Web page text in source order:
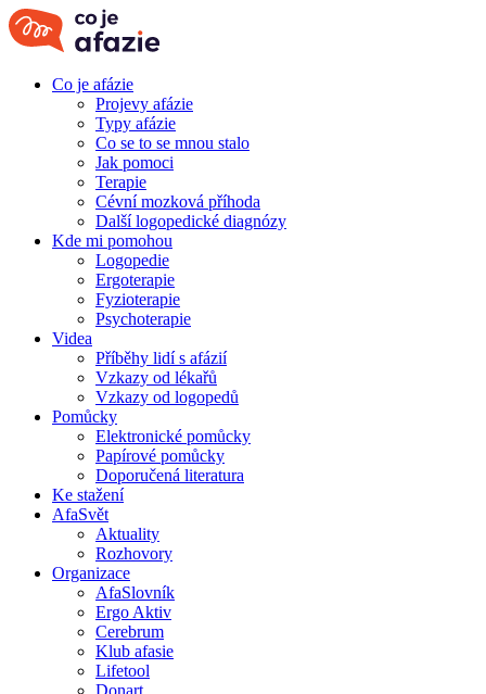
Co je afázie
Projevy afázie
Typy afázie
Co se to se mnou stalo
Jak pomoci
Terapie
Cévní mozková příhoda
Další logopedické diagnózy
Kde mi pomohou
Logopedie
Ergoterapie
Fyzioterapie
Psychoterapie
Videa
Příběhy lidí s afázií
Vzkazy od lékařů
Vzkazy od logopedů
Pomůcky
Elektronické pomůcky
Papírové pomůcky
Doporučená literatura
Ke stažení
AfaSvět
Aktuality
Rozhovory
Organizace
AfaSlovník
Ergo Aktiv
Cerebrum
Klub afasie
Lifetool
Donart